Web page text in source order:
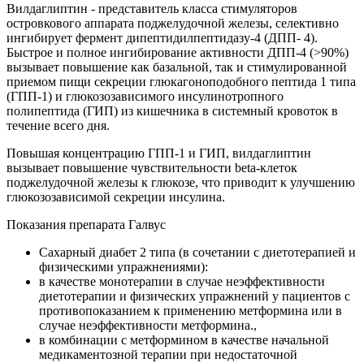
Вилдаглиптин - представитель класса стимуляторов
островкового аппарата поджелудочной железы, селективно
ингибирует фермент дипептидилпептидазу-4 (ДПП- 4).
Быстрое и полное ингибирование активности ДПП-4 (>90%)
вызывает повышение как базальной, так и стимулированной
приемом пищи секреции глюкагоноподобного пептида 1 типа
(ГПП-1) и глюкозозависимого инсулинотропного
полипептида (ГИП) из кишечника в системный кровоток в
течение всего дня.
Повышая концентрацию ГПП-1 и ГИП, вилдаглиптин
вызывает повышение чувствительности beta-клеток
поджелудочной железы к глюкозе, что приводит к улучшению
глюкозозависимой секреции инсулина.
Показания препарата Галвус
Сахарный диабет 2 типа (в сочетании с диетотерапией и
физическими упражнениями):
в качестве монотерапии в случае неэффективности
диетотерапии и физических упражнений у пациентов с
противопоказанием к применению метформина или в
случае неэффективности метформина.,
в комбинации с метформином в качестве начальной
медикаментозной терапии при недостаточной